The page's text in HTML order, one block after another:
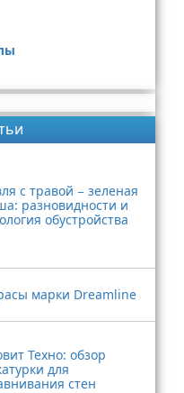
с травой − зеленая
разновидности и
обустройства
марки Dreamline
Техно: обзор
для
стен